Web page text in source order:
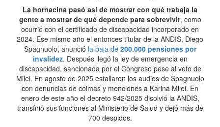
La hornacina pasó así de mostrar con qué trabaja la
gente a mostrar de qué depende para sobrevivir, como
ocurrió con el certificado de discapacidad incorporado en
2024. Ese mismo año el entonces titular de la ANDIS, Diego
Spagnuolo, anunció la baja de 200.000 pensiones por
invalidez. Después llegó la ley de emergencia en
discapacidad, sancionada por el Congreso pese al veto de
Milei. En agosto de 2025 estallaron los audios de Spagnuolo
con denuncias de coimas y menciones a Karina Milei. En
enero de este año el decreto 942/2025 disolvió la ANDIS,
transfirió sus funciones al Ministerio de Salud y dejó más de
700 despidos.